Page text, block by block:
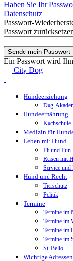
Haben Sie Ihr
Datenschutz
Passwort-
Passwort zurücksetzen
Ein Passwort wird
City Dog
Hundeerziehung
Dog-
Hundeernährung
Kochschule
Medizin für
Leben mit Hund
Fit und Fun
Reisen mit
Service und
Hund und Recht
Tierschutz
Politik
Termine
Termine im
Termine im
Termine im
Termine im
St. Bello
Wichtige Adressen